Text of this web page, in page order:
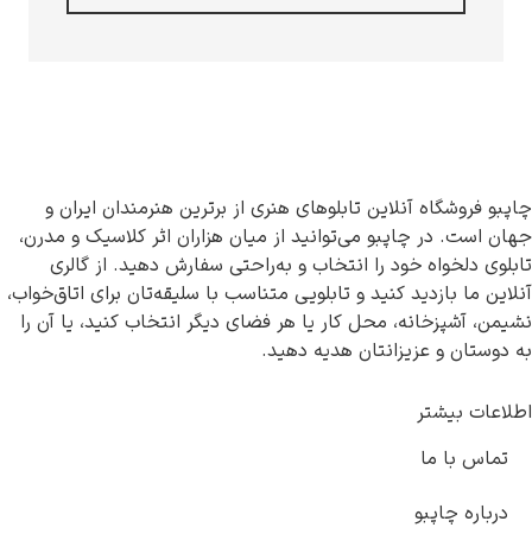
چاپبو فروشگاه آنلاین تابلوهای هنری از برترین هنرمندان ایران و
جهان است. در چاپبو می‌توانید از میان هزاران اثر کلاسیک و مدرن،
تابلوی دلخواه خود را انتخاب و به‌راحتی سفارش دهید. از گالری
آنلاین ما بازدید کنید و تابلویی متناسب با سلیقه‌تان برای اتاق‌خواب،
نشیمن، آشپزخانه، محل کار یا هر فضای دیگر انتخاب کنید، یا آن را
به دوستان و عزیزانتان هدیه دهید.
اطلاعات بیشتر
تماس با ما
درباره چاپبو